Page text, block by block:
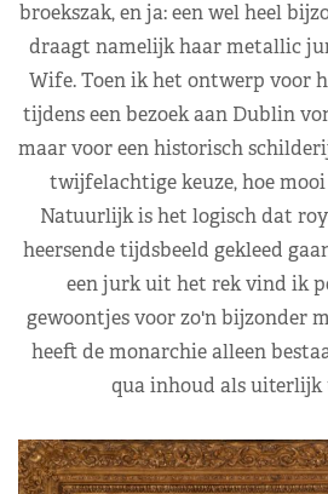
broekszak, en ja: een wel heel
draagt namelijk haar metallic
Wife. Toen ik het ontwerp voor
tijdens een bezoek aan Dublin
maar voor een historisch
twijfelachtige keuze, hoe
Natuurlijk is het logisch dat
heersende tijdsbeeld gekleed
een jurk uit het rek vind ik
gewoontjes voor zo'n bijzonder
heeft de monarchie alleen
qua inhoud als